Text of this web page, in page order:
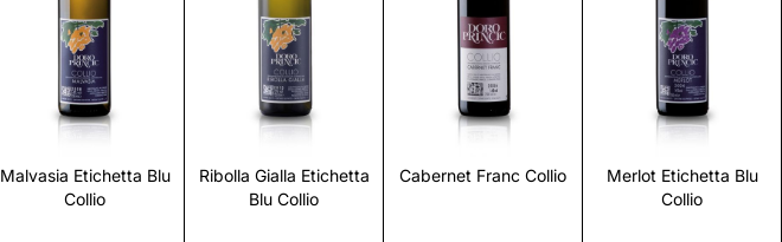
Malvasia Etichetta Blu
Collio
Scopri
Ribolla Gialla Etichetta
Blu Collio
Scopri
Cabernet Franc Collio
Scopri
Merlot Etichetta Blu
Collio
Scopri